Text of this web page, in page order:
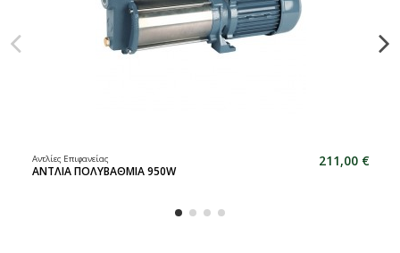
Αντλίες Επιφανείας
ΑΝΤΛΙΑ ΠΟΛΥΒΑΘΜΙΑ 950W
211,00 €